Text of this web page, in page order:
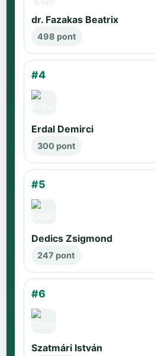
dr. Fazakas Beatrix
498 pont
#4
Erdal Demirci
300 pont
#5
Dedics Zsigmond
247 pont
#6
Szatmári István